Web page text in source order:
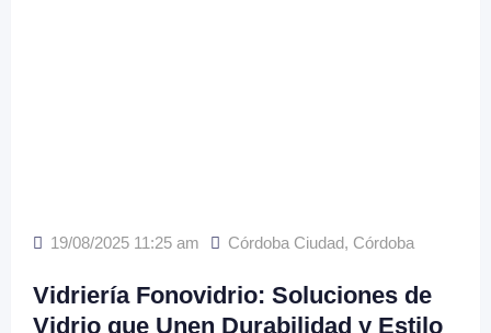
19/08/2025 11:25 am Córdoba Ciudad, Córdoba
Vidriería Fonovidrio: Soluciones de
Vidrio que Unen Durabilidad y Estilo